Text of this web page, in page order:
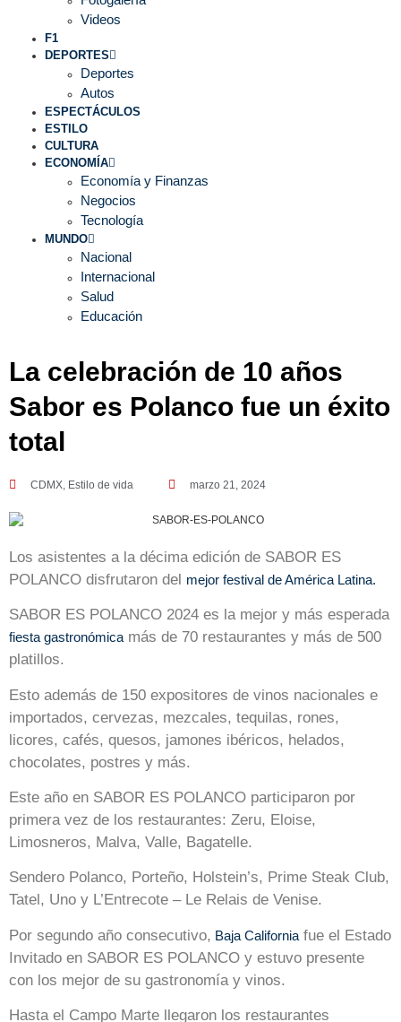
Videos
F1
DEPORTES
Deportes
Autos
ESPECTÁCULOS
ESTILO
CULTURA
ECONOMÍA
Economía y Finanzas
Negocios
Tecnología
MUNDO
Nacional
Internacional
Salud
Educación
La celebración de 10 años
Sabor es Polanco fue un éxito
total
CDMX, Estilo de vida marzo 21, 2024
Los asistentes a la décima edición de SABOR ES
POLANCO disfrutaron del mejor festival de América Latina.
SABOR ES POLANCO 2024 es la mejor y más esperada
fiesta gastronómicamás de 70 restaurantes y más de 500
platillos.
Esto además de 150 expositores de vinos nacionales e
importados, cervezas, mezcales, tequilas, rones,
licores, cafés, quesos, jamones ibéricos, helados,
chocolates, postres y más.
Este año en SABOR ES POLANCO participaron por
primera vez de los restaurantes: Zeru, Eloise,
Limosneros, Malva, Valle, Bagatelle.
Sendero Polanco, Porteño, Holstein’s, Prime Steak Club,
Tatel, Uno y L’Entrecote – Le Relais de Venise.
Por segundo año consecutivo, Baja California fue el Estado
Invitado en SABOR ES POLANCO y estuvo presente
con los mejor de su gastronomía y vinos.
Hasta el Campo Marte llegaron los restaurantes